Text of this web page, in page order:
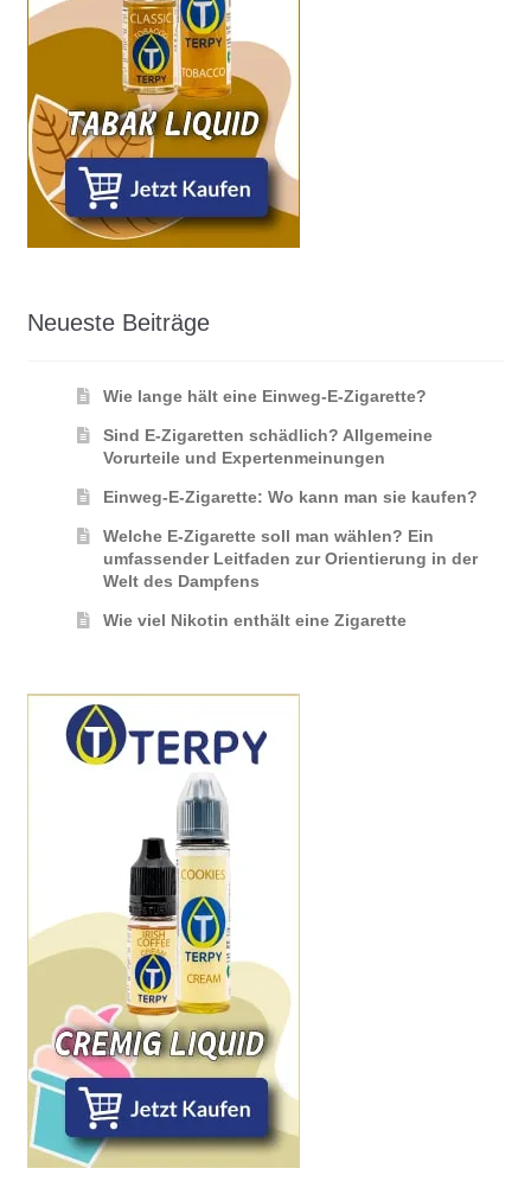
Neueste Beiträge
Wie lange hält eine Einweg-E-Zigarette?
Sind E-Zigaretten schädlich? Allgemeine
Vorurteile und Expertenmeinungen
Einweg-E-Zigarette: Wo kann man sie kaufen?
Welche E-Zigarette soll man wählen? Ein
umfassender Leitfaden zur Orientierung in der
Welt des Dampfens
Wie viel Nikotin enthält eine Zigarette